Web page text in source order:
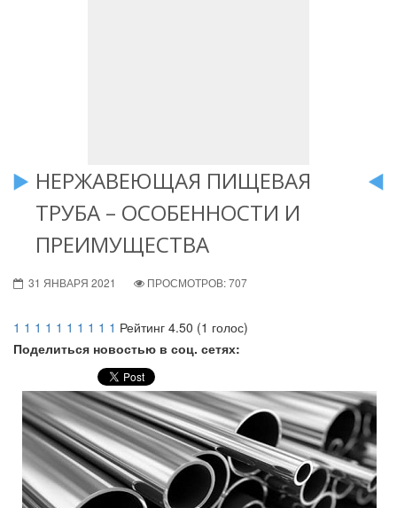
НЕРЖАВЕЮЩАЯ ПИЩЕВАЯ
ТРУБА – ОСОБЕННОСТИ И
ПРЕИМУЩЕСТВА
31 ЯНВАРЯ 2021 ПРОСМОТРОВ: 707
1 1 1 1 1 1 1 1 1 1 Рейтинг 4.50 (1 голос)
Поделиться новостью в соц. сетях: